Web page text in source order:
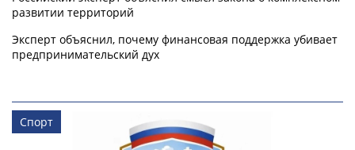
развитии территорий
Эксперт объяснил, почему финансовая поддержка убивает
предпринимательский дух
Спорт